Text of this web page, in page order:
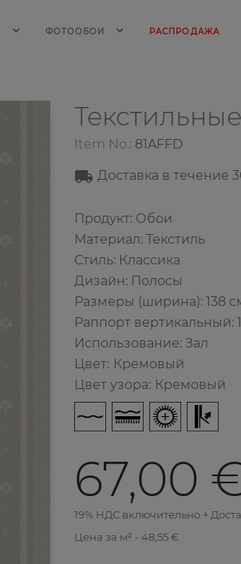
ФОТООБОИ РАСПРОДАЖА
Item No.: 81AFFD
Доставка в течение
Продукт: Обои
Материал: Текстиль
Стиль: Классика
Дизайн: Полосы
Размеры (ширина): 138
Раппорт вертикальный:
Использование: Зал
Цвет: Кремовый
Цвет узора: Кремовый
67,00
19% НДС включительно +
Цена за м² - 48,55 €